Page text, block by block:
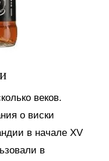
веков.
о виски
в начале XV
в